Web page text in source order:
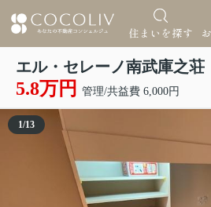
エル・セレーノ南武庫之荘
5.8万円 管理/共益費 6,000円
1/13